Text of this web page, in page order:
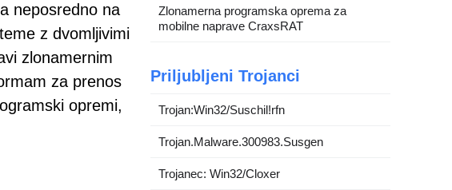
neposredno na
z dvomljivimi
zlonamernim
za prenos
opremi,
Zlonamerna programska oprema za
mobilne naprave CraxsRAT
Priljubljeni Trojanci
Trojan:Win32/Suschil!rfn
Trojan.Malware.300983.Susgen
Trojanec: Win32/Cloxer